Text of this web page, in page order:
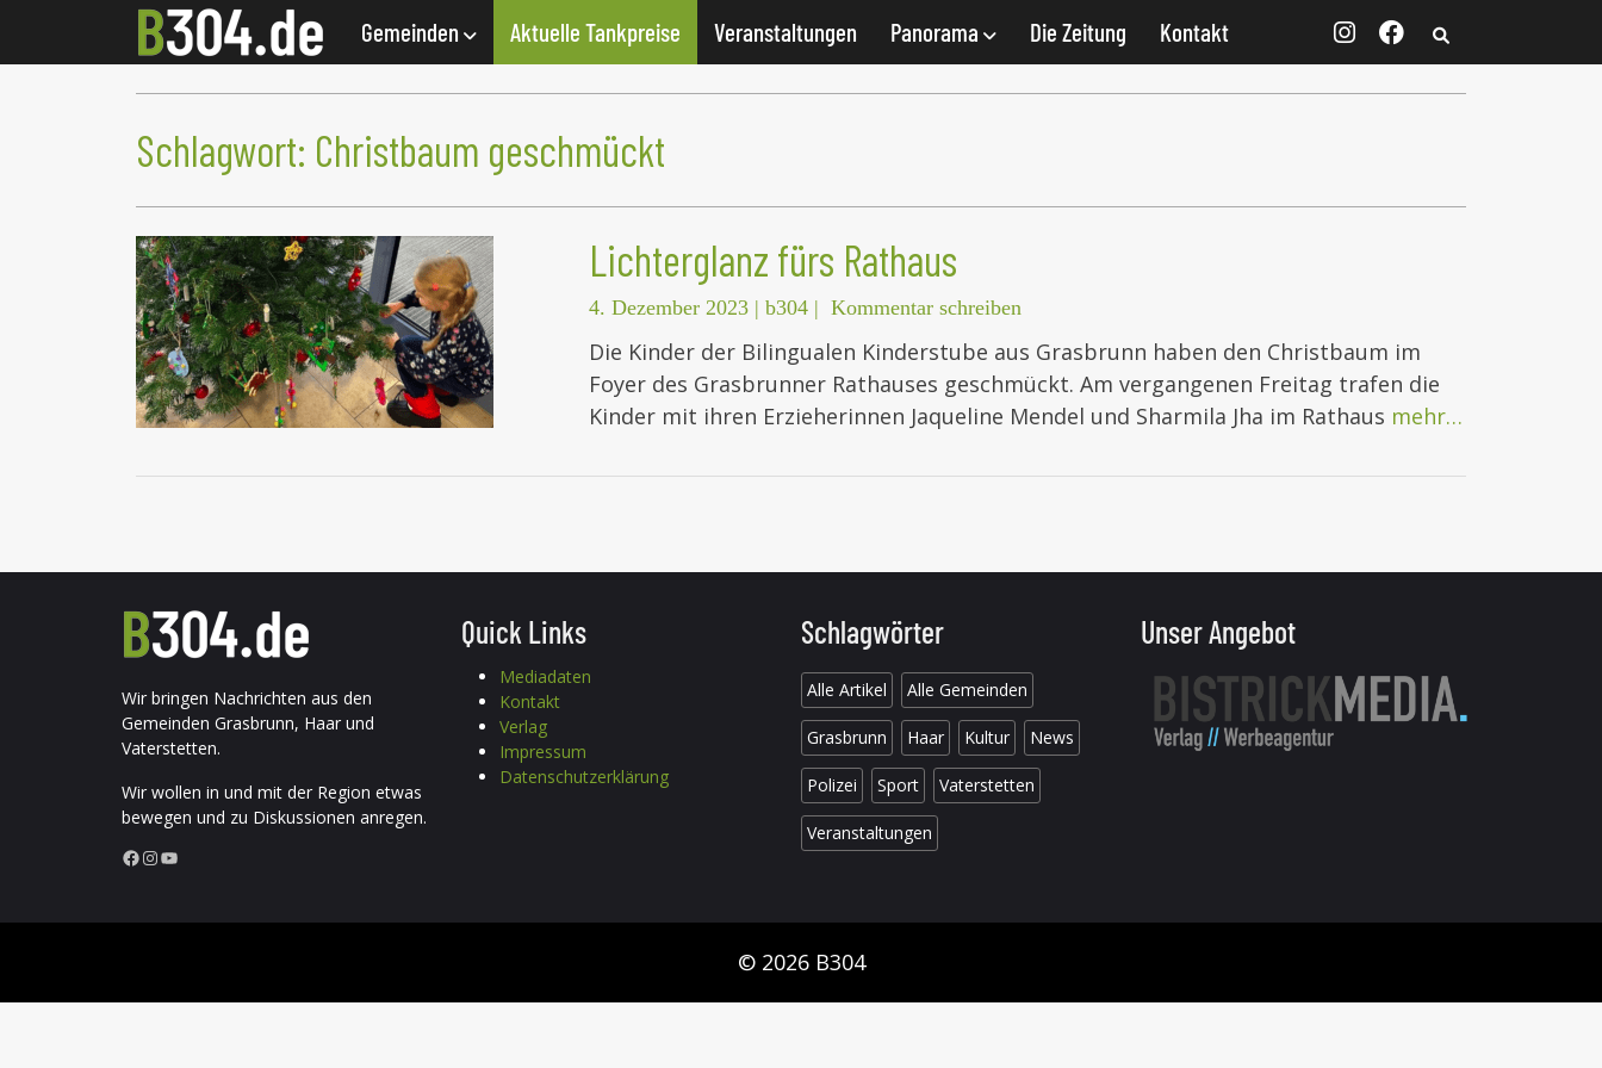
Gemeinden Aktuelle Tankpreise Veranstaltungen Panorama Die Zeitung Kontakt
Schlagwort: Christbaum geschmückt
Lichterglanz fürs Rathaus
4. Dezember 2023 | b304 | Kommentar schreiben
Die Kinder der Bilingualen Kinderstube aus Grasbrunn haben den Christbaum im
Foyer des Grasbrunner Rathauses geschmückt. Am vergangenen Freitag trafen die
Kinder mit ihren Erzieherinnen Jaqueline Mendel und Sharmila Jha im Rathaus mehr…
Wir bringen Nachrichten aus den
Gemeinden Grasbrunn, Haar und
Vaterstetten.
Wir wollen in und mit der Region etwas
bewegen und zu Diskussionen anregen.
Facebook InstagramYouTube
Quick Links
Mediadaten
Kontakt
Verlag
Impressum
Datenschutzerklärung
Schlagwörter
Alle Artikel Alle Gemeinden
Grasbrunn Haar Kultur News
Polizei Sport Vaterstetten
Veranstaltungen
Unser Angebot
© 2026 B304